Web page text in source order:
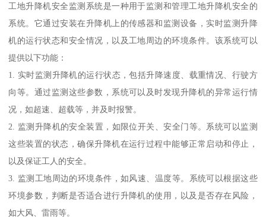
工地升降机安全监测系统是一种用于监测和管理工地升降机安全的
系统。它通过安装在升降机上的传感器和监测设备，实时监测升降
机的运行状态和安全情况，以及工地周边的环境条件。该系统可以
提供以下功能：
1. 实时监测升降机的运行状态，包括升降速度、载重情况、行驶方
向等。通过监测这些参数，系统可以及时发现升降机的异常运行情
况，如超速、超载等，并及时报警。
2. 监测升降机的安全装置，如限位开关、安全门等。系统可以监测
这些装置的状态，确保升降机在运行过程中能够正常启动和停止，
以及保证工人的安全。
3. 监测工地周边的环境条件，如风速、温度等。系统可以根据这些
环境参数，判断是否适合进行升降机的使用，以及是否存在风险，
如大风、雷雨等。